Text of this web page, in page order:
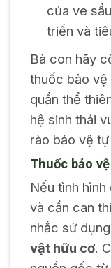
của ve
triển và
Bà con hãy
thuốc bảo
quần thể
hệ sinh thái
rào bảo vệ
Thuốc bảo
Nếu tình
và cần can
nhắc sử
vật hữu cơ.